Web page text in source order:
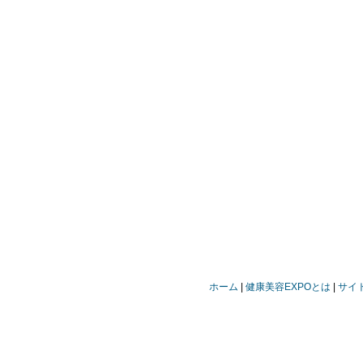
ホーム 健康美容EXPOとは サイ